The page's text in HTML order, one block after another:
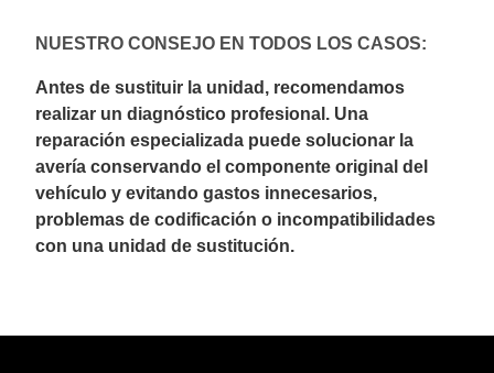
NUESTRO CONSEJO EN TODOS LOS CASOS:
Antes de sustituir la unidad, recomendamos
realizar un diagnóstico profesional. Una
reparación especializada puede solucionar la
avería conservando el componente original del
vehículo y evitando gastos innecesarios,
problemas de codificación o incompatibilidades
con una unidad de sustitución.